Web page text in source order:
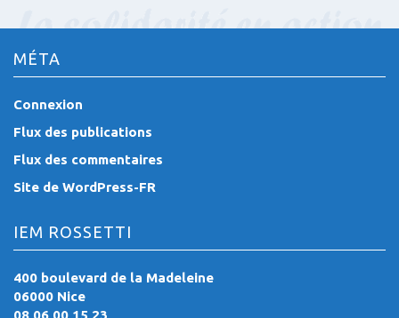
MÉTA
Connexion
Flux des publications
Flux des commentaires
Site de WordPress-FR
IEM ROSSETTI
400 boulevard de la Madeleine
06000 Nice
08 06 00 15 23